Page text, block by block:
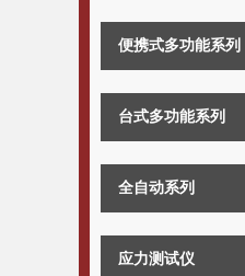
便携式多功能系列
台式多功能系列
全自动系列
应力测试仪